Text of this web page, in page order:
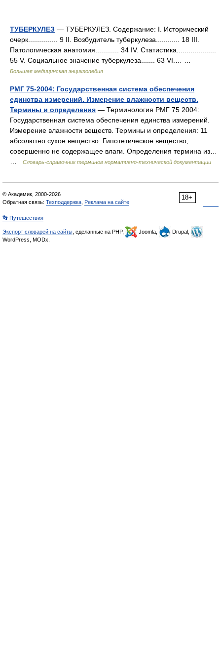
ТУБЕРКУЛЕЗ — ТУБЕРКУЛЕЗ. Содержание: I. Исторический
очерк............... 9 II. Возбудитель туберкулеза............ 18 III.
Патологическая анатомия............ 34 IV. Статистика....................
55 V. Социальное значение туберкулеза....... 63 VІ.… …
Большая медицинская энциклопедия
РМГ 75-2004: Государственная система обеспечения
единства измерений. Измерение влажности веществ.
Термины и определения — Терминология РМГ 75 2004:
Государственная система обеспечения единства измерений.
Измерение влажности веществ. Термины и определения: 11
абсолютно сухое вещество: Гипотетическое вещество,
совершенно не содержащее влаги. Определения термина из…
Словарь-справочник терминов нормативно-технической документации
18+
© Академик, 2000-2026
Обратная связь: Техподдержка Реклама на сайте
👣 Путешествия
Экспорт словарей на сайты , сделанные на PHP, Joomla,
Drupal,
WordPress, MODx.